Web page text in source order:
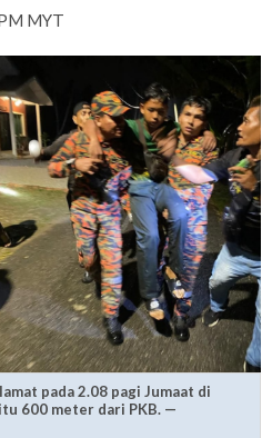
MYT
pada 2.08 pagi Jumaat di
600 meter dari PKB. —